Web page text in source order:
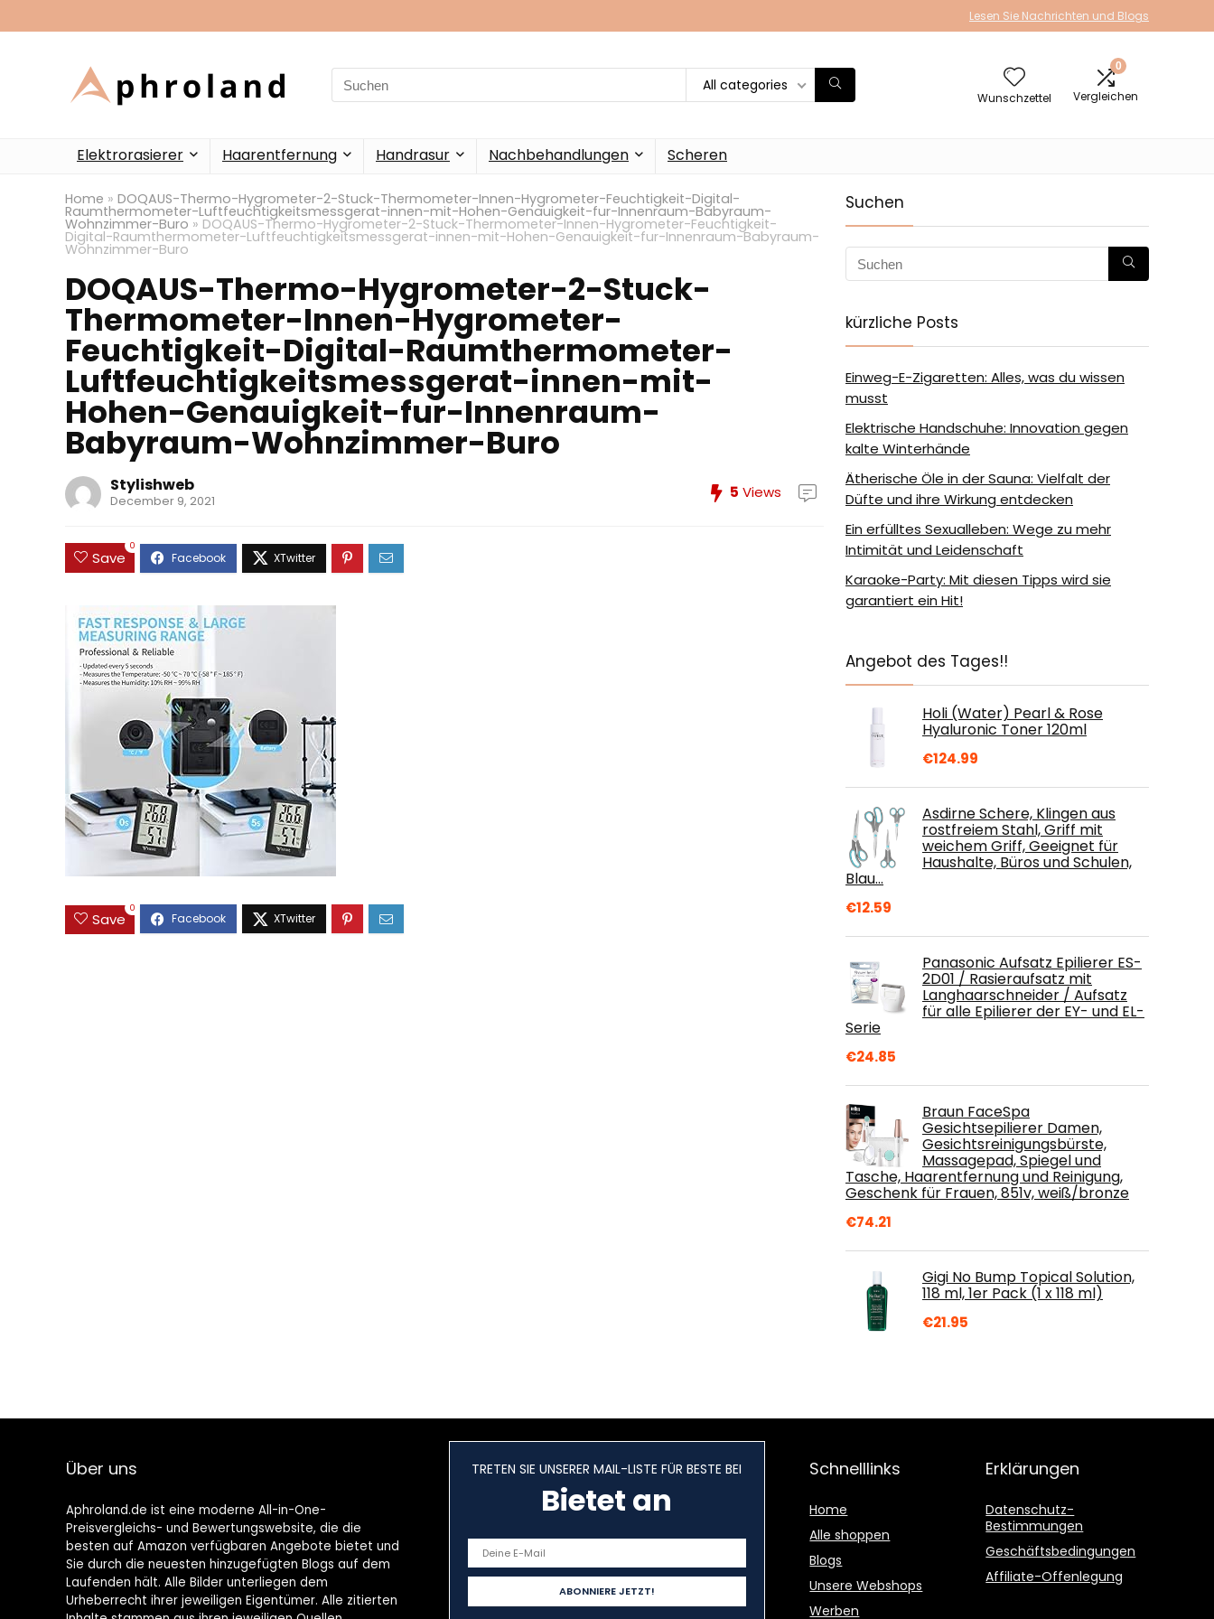
Lesen Sie Nachrichten und Blogs
Search
for:
All categories
Wunschzettel
0
Vergleichen
Elektrorasierer Haarentfernung Handrasur Nachbehandlungen Scheren
Home » DOQAUS-Thermo-Hygrometer-2-Stuck-Thermometer-Innen-Hygrometer-Feuchtigkeit-Digital-
Raumthermometer-Luftfeuchtigkeitsmessgerat-innen-mit-Hohen-Genauigkeit-fur-Innenraum-Babyraum-
Wohnzimmer-Buro » DOQAUS-Thermo-Hygrometer-2-Stuck-Thermometer-Innen-Hygrometer-Feuchtigkeit-
Digital-Raumthermometer-Luftfeuchtigkeitsmessgerat-innen-mit-Hohen-Genauigkeit-fur-Innenraum-Babyraum-
Wohnzimmer-Buro
DOQAUS-Thermo-Hygrometer-2-Stuck-
Thermometer-Innen-Hygrometer-
Feuchtigkeit-Digital-Raumthermometer-
Luftfeuchtigkeitsmessgerat-innen-mit-
Hohen-Genauigkeit-fur-Innenraum-
Babyraum-Wohnzimmer-Buro
Stylishweb
December 9, 2021 5 Views
Save
0
Save
0
Suchen
kürzliche Posts
Einweg-E-Zigaretten: Alles, was du wissen
musst
Elektrische Handschuhe: Innovation gegen
kalte Winterhände
Ätherische Öle in der Sauna: Vielfalt der
Düfte und ihre Wirkung entdecken
Ein erfülltes Sexualleben: Wege zu mehr
Intimität und Leidenschaft
Karaoke-Party: Mit diesen Tipps wird sie
garantiert ein Hit!
Angebot des Tages!!
Holi (Water) Pearl & Rose
Hyaluronic Toner 120ml
€124.99
Asdirne Schere, Klingen aus
rostfreiem Stahl, Griff mit
weichem Griff, Geeignet für
Haushalte, Büros und Schulen,
Blau…
€12.59
Panasonic Aufsatz Epilierer ES-
2D01 / Rasieraufsatz mit
Langhaarschneider / Aufsatz
für alle Epilierer der EY- und EL-
Serie
€24.85
Braun FaceSpa
Gesichtsepilierer Damen,
Gesichtsreinigungsbürste,
Massagepad, Spiegel und
Tasche, Haarentfernung und Reinigung,
Geschenk für Frauen, 851v, weiß/bronze
€74.21
Gigi No Bump Topical Solution,
118 ml, 1er Pack (1 x 118 ml)
€21.95
Über uns
Aphroland.de ist eine moderne All-in-One-
Preisvergleichs- und Bewertungswebsite, die die
besten auf Amazon verfügbaren Angebote bietet und
Sie durch die neuesten hinzugefügten Blogs auf dem
Laufenden hält. Alle Bilder unterliegen dem
Urheberrecht ihrer jeweiligen Eigentümer. Alle zitierten
TRETEN SIE UNSERER MAIL-LISTE FÜR BESTE BEI
Bietet an
Schnelllinks
Home
Alle shoppen
Blogs
Unsere Webshops
Werben
Erklärungen
Datenschutz-
Bestimmungen
Geschäftsbedingungen
Affiliate-Offenlegung